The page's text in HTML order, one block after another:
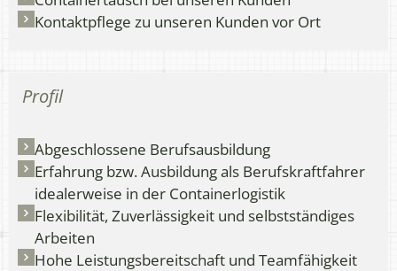
Kontaktpflege zu unseren Kunden vor Ort
Profil
Abgeschlossene Berufsausbildung
Erfahrung bzw. Ausbildung als Berufskraftfahrer
idealerweise in der Containerlogistik
Flexibilität, Zuverlässigkeit und selbstständiges
Arbeiten
Hohe Leistungsbereitschaft und Teamfähigkeit